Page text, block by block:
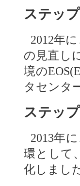
ステッ
2012年
の見直し
境の
タセンタ
ステッ
2013年
環として
化しまし